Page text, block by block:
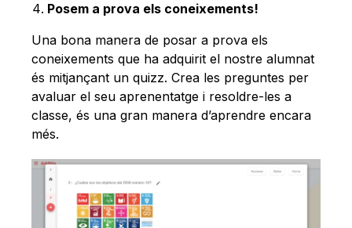
Posem a prova els coneixements!
Una bona manera de posar a prova els
coneixements que ha adquirit el nostre alumnat
és mitjançant un quizz. Crea les preguntes per
avaluar el seu aprenentatge i resoldre-les a
classe, és una gran manera d’aprendre encara
més.